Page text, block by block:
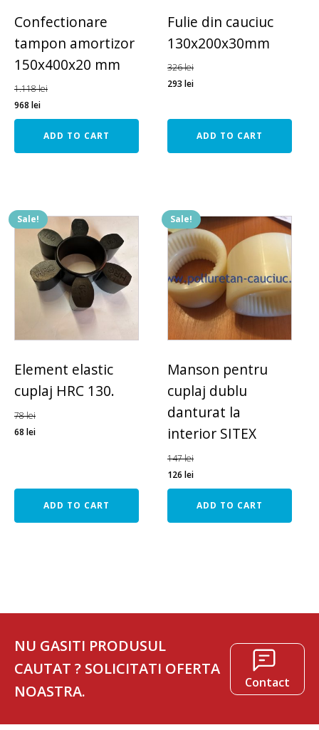
Confectionare
tampon amortizor
150x400x20 mm
1.118lei
968 lei
ADD TO CART
Fulie din cauciuc
130x200x30mm
326lei
293lei
ADD TO CART
Sale!
Element elastic
cuplaj HRC 130.
78lei
68 lei
ADD TO CART
Sale!
Manson pentru
cuplaj dublu
danturat la
interior SITEX
147lei
126lei
ADD TO CART
NU GASITI PRODUSUL
CAUTAT ? SOLICITATI OFERTA
NOASTRA.
Contact